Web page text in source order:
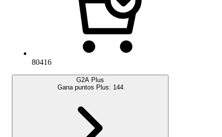
80416
G2A Plus
Gana puntos Plus: 144